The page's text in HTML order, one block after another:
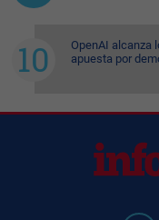
OpenAI alcanza
apuesta por